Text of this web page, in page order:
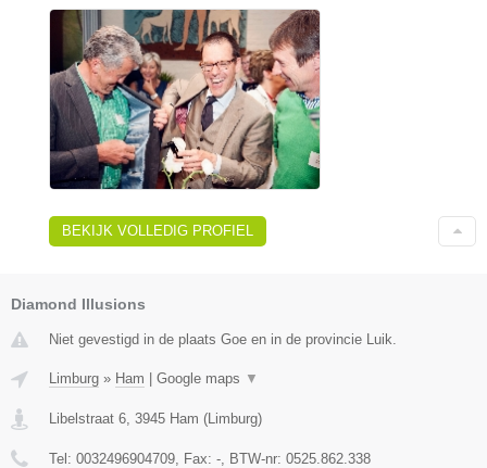
BEKIJK VOLLEDIG PROFIEL
Diamond Illusions
Niet gevestigd in de plaats Goe en in de provincie Luik.
Limburg » Ham | Google maps ▼
Libelstraat 6 3945 Ham (Limburg)
Tel: 0032496904709 , Fax: - , BTW-nr: 0525.862.338